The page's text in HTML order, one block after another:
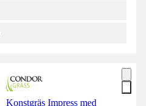
Konstgräs Impress med